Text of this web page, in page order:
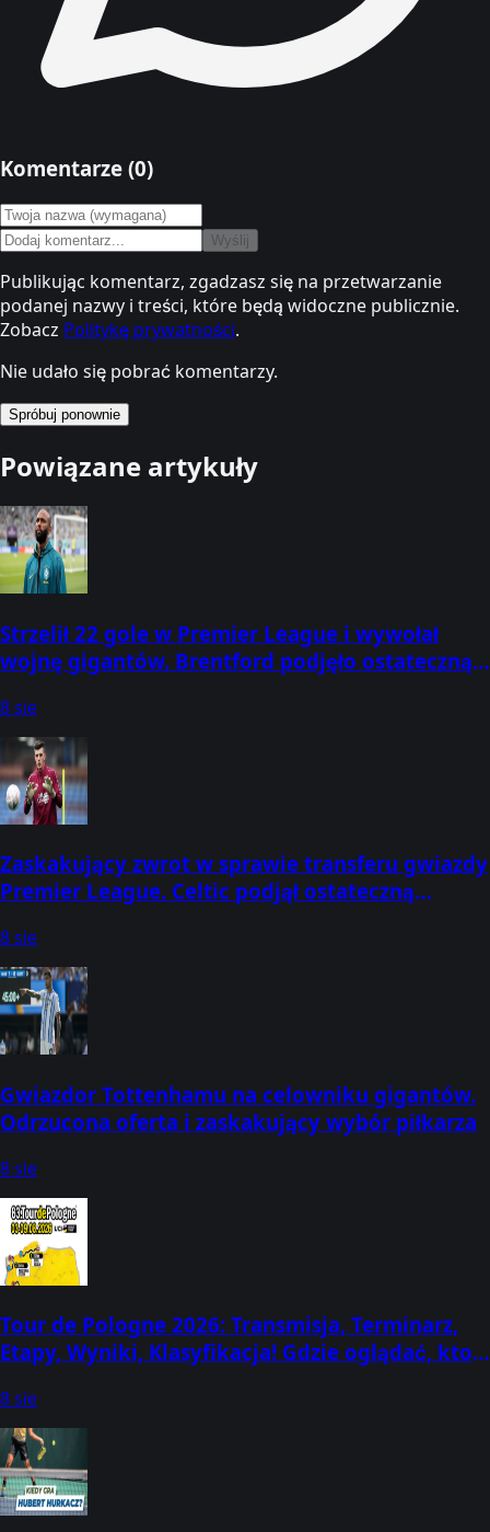
Komentarze (0)
Wyślij
Publikując komentarz, zgadzasz się na przetwarzanie
podanej nazwy i treści, które będą widoczne publicznie.
Zobacz Politykę prywatności.
Nie udało się pobrać komentarzy.
Spróbuj ponownie
Powiązane artykuły
Strzelił 22 gole w Premier League i wywołał
wojnę gigantów. Brentford podjęło ostateczną
8 sie
Zaskakujący zwrot w sprawie transferu gwiazdy
Premier League. Celtic podjął ostateczną
8 sie
Gwiazdor Tottenhamu na celowniku gigantów.
Odrzucona oferta i zaskakujący wybór piłkarza
8 sie
Tour de Pologne 2026: Transmisja, Terminarz,
Etapy, Wyniki, Klasyfikacja! Gdzie oglądać, kto
8 sie